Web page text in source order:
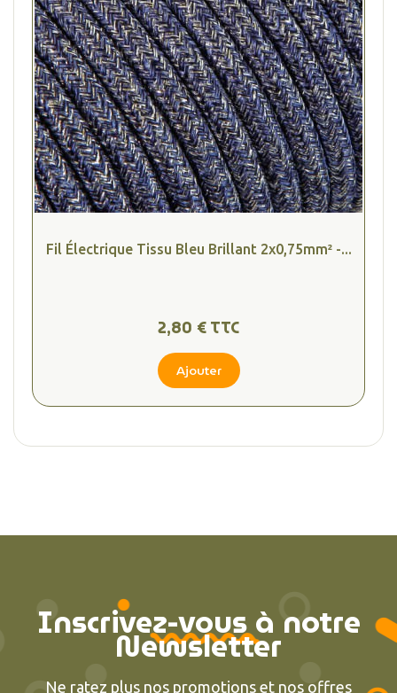
Fil Électrique Tissu Bleu Brillant 2x0,75mm² -...
2,80 € TTC
Ajouter
Inscrivez-vous à notre
Newsletter
Ne ratez plus nos promotions et nos offres